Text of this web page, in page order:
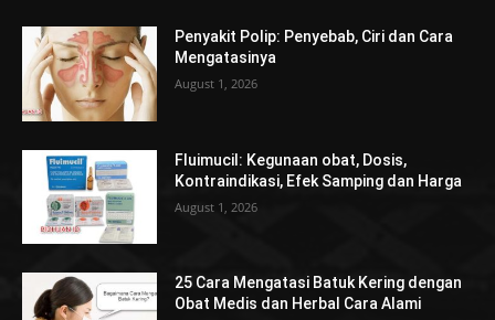
Penyakit Polip: Penyebab, Ciri dan Cara
Mengatasinya
August 1, 2026
Fluimucil: Kegunaan obat, Dosis,
Kontraindikasi, Efek Samping dan Harga
August 1, 2026
25 Cara Mengatasi Batuk Kering dengan
Obat Medis dan Herbal Cara Alami